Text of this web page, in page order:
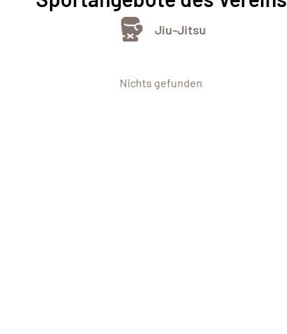
Jiu-Jitsu
Nichts gefunden